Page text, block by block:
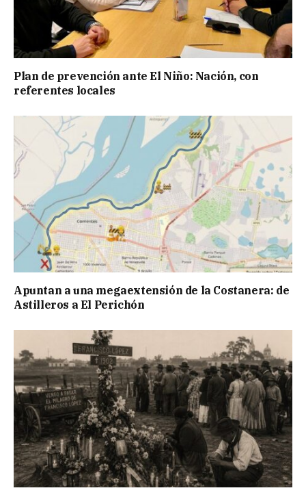
Plan de prevención ante El Niño: Nación, con
referentes locales
Apuntan a una megaextensión de la Costanera: de
Astilleros a El Perichón